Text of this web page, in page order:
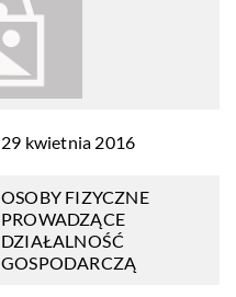
29 kwietnia 2016
OSOBY FIZYCZNE
PROWADZĄCE
DZIAŁALNOŚĆ
GOSPODARCZĄ